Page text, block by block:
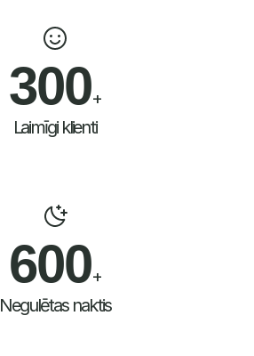
300+
Laimīgi klienti
600+
Negulētas naktis